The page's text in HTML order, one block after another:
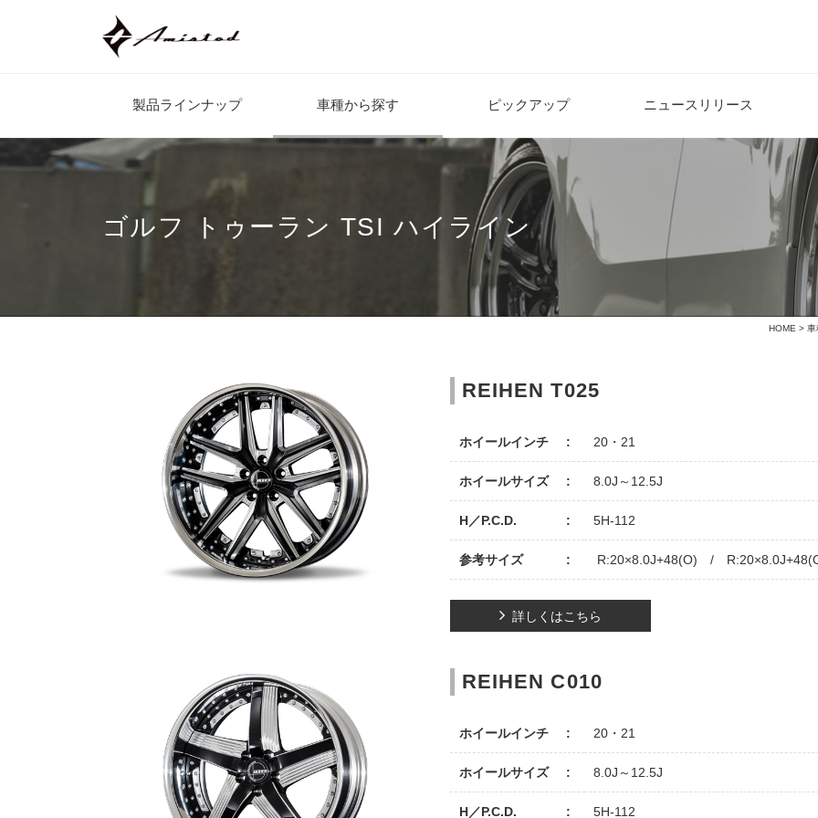
製品ラインナップ 車種から探す ピックアップ ニュースリリース
ゴルフ トゥーラン TSI ハイライン
HOME > 車
REIHEN T025
ホイールインチ 20・21
ホイールサイズ 8.0J～12.5J
H／P.C.D. 5H-112
参考サイズ R:20×8.0J+48(O) /
詳しくはこちら
REIHEN C010
ホイールインチ 20・21
ホイールサイズ 8.0J～12.5J
H／P.C.D. 5H-112